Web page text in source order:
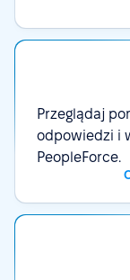
Przeglądaj
odpowiedzi i
PeopleForce.